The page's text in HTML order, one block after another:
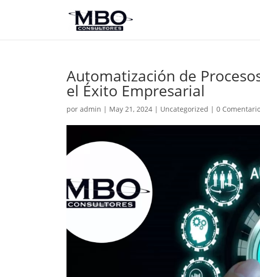
Automatización de
el Éxito Empresarial
poradmin | May 21, 2024 | Uncategorized |0